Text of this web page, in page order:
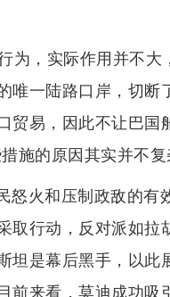
为，实际作用并不大
唯一陆路口岸，切断
贸易，因此不让巴国
施的原因其实并不复
怒火和压制政敌的有
取行动，反对派如拉
坦是幕后黑手，以此
前来看，莫迪成功吸